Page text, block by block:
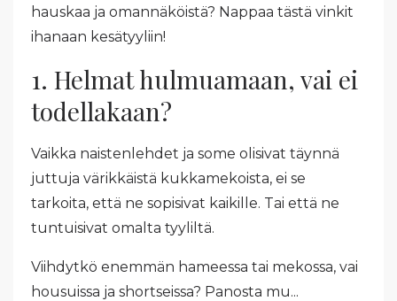
hauskaa ja omannäköistä? Nappaa tästä vinkit
ihanaan kesätyyliin!
1. Helmat hulmuamaan, vai ei
todellakaan?
Vaikka naistenlehdet ja some olisivat täynnä
juttuja värikkäistä kukkamekoista, ei se
tarkoita, että ne sopisivat kaikille. Tai että ne
tuntuisivat omalta tyyliltä.
Viihdytkö enemmän hameessa tai mekossa, vai
housuissa ja shortseissa? Panosta mu...